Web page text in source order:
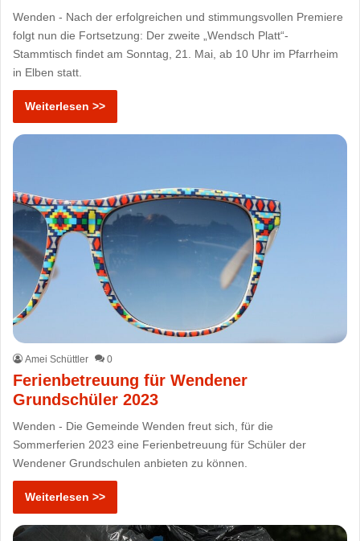
Wenden - Nach der erfolgreichen und stimmungsvollen Premiere
folgt nun die Fortsetzung: Der zweite „Wendsch Platt“-
Stammtisch findet am Sonntag, 21. Mai, ab 10 Uhr im Pfarrheim
in Elben statt.
Weiterlesen >>
Amei Schüttler 0
Ferienbetreuung für Wendener
Grundschüler 2023
Wenden - Die Gemeinde Wenden freut sich, für die
Sommerferien 2023 eine Ferienbetreuung für Schüler der
Wendener Grundschulen anbieten zu können.
Weiterlesen >>